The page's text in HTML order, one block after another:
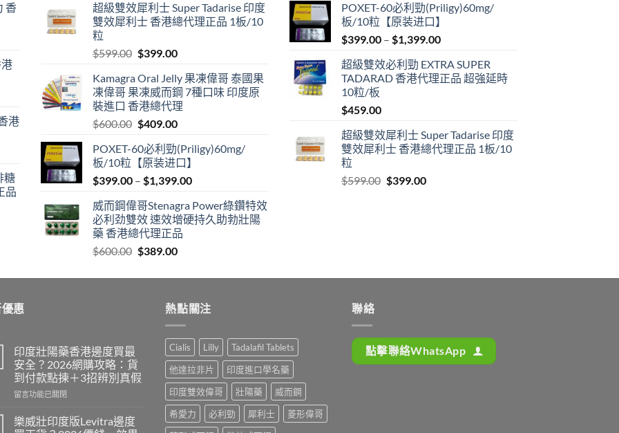
香
港
糖
品
超級雙效犀利士 Super Tadarise 印度
雙效犀利士 香港總代理正品 1板/10
粒
$599.00 Original
was:
$599.00.
$399.00Current
is:
$399.00.
Kamagra Oral Jelly 果凍偉哥 泰國果
凍偉哥 果凍威而鋼 7種口味 印度原
裝進口 香港總代理
$600.00 Original
was:
$600.00.
$409.00Current
is:
$409.00.
POXET-60必利勁(Priligy)60mg/
板/10粒【原装进口】
$399.00 – $1,399.00Price
$399.00
through
威而鋼偉哥Stenagra Power綠鑽特效
必利劲雙效 速效增硬持久助勃壯陽
藥 香港總代理正品
$600.00 Original
was:
$389.00Current
is:
POXET-60必利勁(Priligy)60mg/
板/10粒【原装进口】
$399.00 – $1,399.00Price
$399.00
through
超級雙效必利勁 EXTRA SUPER
TADARAD 香港代理正品 超強延時
10粒/板
$459.00
超級雙效犀利士 Super Tadarise 印度
雙效犀利士 香港總代理正品 1板/10
粒
$599.00 Original
$399.00Current
惠
印度壯陽藥香港邊度買最
安全？2026網購攻略：貨
到付款點揀＋3招辨別真假
在
度
壯
留言功能已關閉
樂威壯印度版Levitra邊度
熱點關注
Cialis Lilly
Tadalafil Tablets
他達拉非片
印度進口學名藥
印度雙效偉哥
壯陽藥
威而鋼
希愛力
必利勁 犀利士
菱形偉哥
聯絡
點擊聯絡WhatsApp